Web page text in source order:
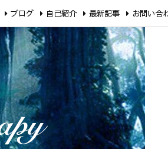
ブログ 自己紹介 最新記事 お問い合